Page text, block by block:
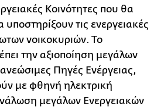
Κοινότητες που θα
τις ενεργειακές
νοικοκυριών. Το
την αξιοποίηση μεγάλων
Πηγές Ενέργειας,
με φθηνή ηλεκτρική
μεγάλων Ενεργειακών